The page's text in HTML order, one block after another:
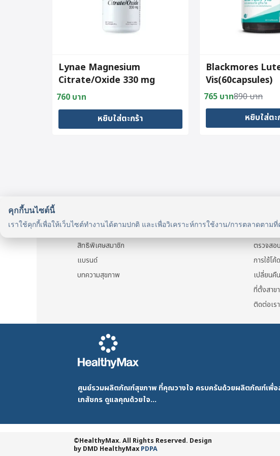
Lynae Magnesium
Citrate/Oxide 330 mg
(60Tablets)
760 บาท
หยิบใส่ตะกร้า
Blackmores
Vis(60capsules)
890บาท
Original
price
was:
765 บาท
Current
price
is:
หยิบใส่ตะ
คุกกี้บนไซต์นี้
เราใช้คุกกี้เพื่อให้เว็บไซต์ทำงานได้ตามปกติ และเพื่อวิเคราะห์การใช้งาน/การตลาดตา
รู้จัก HealthyMax
สิทธิพิเศษสมาชิก
แบรนด์
บทความสุขภาพ
แจ้งการ
ตรวจสอ
การใช้โ
เปลี่ยนคื
ที่ตั้งสาขา
ติดต่อเรา
ศูนย์รวมผลิตภัณฑ์สุขภาพ ที่คุณวางใจ ครบครันด้วยผลิตภัณฑ์เพื่อ
เภสัชกร ดูแลคุณด้วยใจ...
©HealthyMax. All Rights Reserved. Design
by DMD HealthyMax PDPA